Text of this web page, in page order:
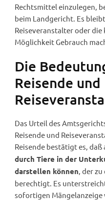
Rechtsmittel einzulegen,
beim Landgericht. Es
Reiseveranstalter oder die
Möglichkeit Gebrauch
Die
Reisende und
Das Urteil des
Reisende und
Reisende bestätigt es, daß
durch Tiere in der
darstellen können, der
berechtigt. Es
sofortigen Mängelanzeige